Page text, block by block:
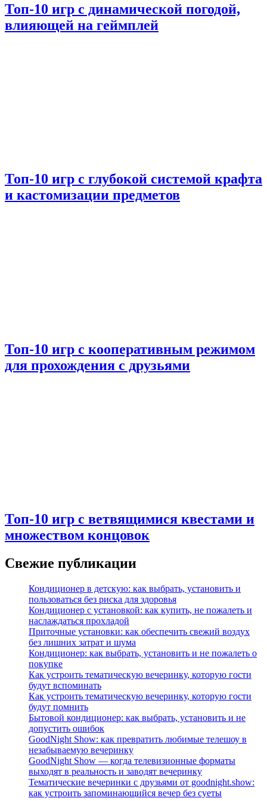
Топ-10 игр с динамической погодой,
влияющей на геймплей
Топ-10 игр с глубокой системой крафта
и кастомизации предметов
Топ-10 игр с кооперативным режимом
для прохождения с друзьями
Топ-10 игр с ветвящимися квестами и
множеством концовок
Свежие публикации
Кондиционер в детскую: как выбрать, установить и
пользоваться без риска для здоровья
Кондиционер с установкой: как купить, не пожалеть и
наслаждаться прохладой
Приточные установки: как обеспечить свежий воздух
без лишних затрат и шума
Кондиционер: как выбрать, установить и не пожалеть о
покупке
Как устроить тематическую вечеринку, которую гости
будут вспоминать
Как устроить тематическую вечеринку, которую гости
будут помнить
Бытовой кондиционер: как выбрать, установить и не
допустить ошибок
GoodNight Show: как превратить любимые телешоу в
незабываемую вечеринку
GoodNight Show — когда телевизионные форматы
выходят в реальность и заводят вечеринку
Тематические вечеринки с друзьями от goodnight.show:
как устроить запоминающийся вечер без суеты